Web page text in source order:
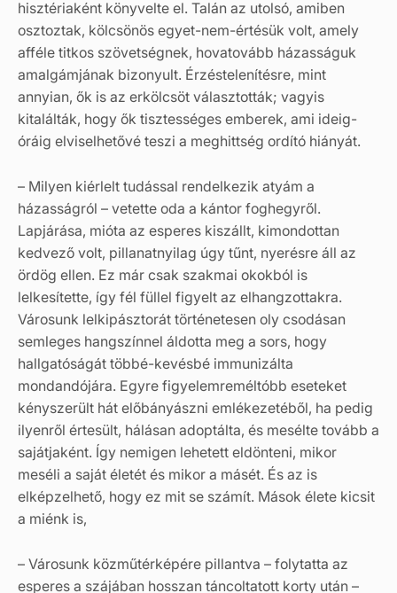
hisztériaként könyvelte el. Talán az utolsó, amiben
osztoztak, kölcsönös egyet-nem-értésük volt, amely
afféle titkos szövetségnek, hovatovább házasságuk
amalgámjának bizonyult. Érzéstelenítésre, mint
annyian, ők is az erkölcsöt választották; vagyis
kitalálták, hogy ők tisztességes emberek, ami ideig-
óráig elviselhetővé teszi a meghittség ordító hiányát.
– Milyen kiérlelt tudással rendelkezik atyám a
házasságról – vetette oda a kántor foghegyről.
Lapjárása, mióta az esperes kiszállt, kimondottan
kedvező volt, pillanatnyilag úgy tűnt, nyerésre áll az
ördög ellen. Ez már csak szakmai okokból is
lelkesítette, így fél füllel figyelt az elhangzottakra.
Városunk lelkipásztorát történetesen oly csodásan
semleges hangszínnel áldotta meg a sors, hogy
hallgatóságát többé-kevésbé immunizálta
mondandójára. Egyre figyelemreméltóbb eseteket
kényszerült hát előbányászni emlékezetéből, ha pedig
ilyenről értesült, hálásan adoptálta, és mesélte tovább a
sajátjaként. Így nemigen lehetett eldönteni, mikor
meséli a saját életét és mikor a másét. És az is
elképzelhető, hogy ez mit se számít. Mások élete kicsit
a miénk is,
– Városunk közműtérképére pillantva – folytatta az
esperes a szájában hosszan táncoltatott korty után –